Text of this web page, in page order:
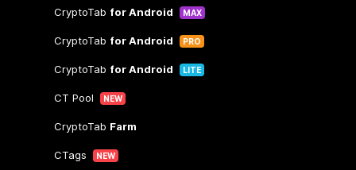
CryptoTab for Android MAX
CryptoTab for Android PRO
CryptoTab for Android LITE
CT Pool NEW
CryptoTab Farm
CTags NEW